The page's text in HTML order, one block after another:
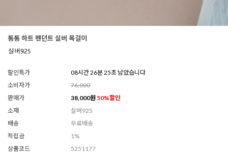
통통 하트 펜던트 실버 목걸이
할인특가
08시간 26분 23초 남았습니다
소비자가
76,000
판매가
38,000원 50%할인
소재
실버925
배송
무료배송
적립금
1%
상품코드
5251177